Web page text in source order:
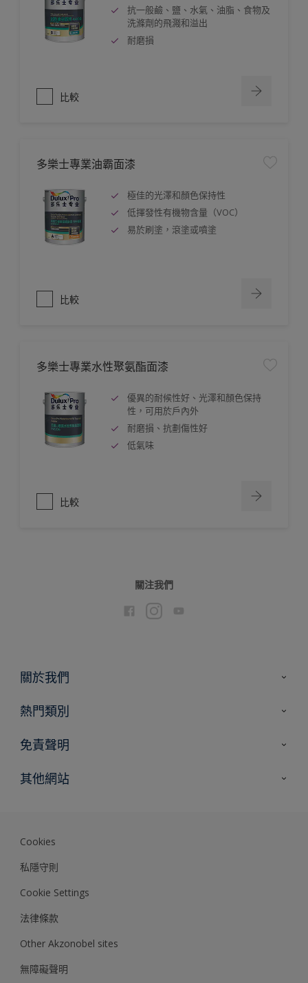
抗一般鹼、鹽、水氣、油脂、食物及
洗滌劑的飛濺和溢出
耐磨損
比較
多樂士專業油霸面漆
極佳的光澤和顏色保持性
低揮發性有機物含量（VOC）
易於刷塗，滾塗或噴塗
比較
多樂士專業水性聚氨酯面漆
優異的耐候性好、光澤和顏色保持
性，可用於戶內外
耐磨損、抗劃傷性好
低氣味
比較
關注我們
關於我們
聯絡我們
熱門類別
尋找顏色
專家見解
免責聲明
色彩準確度
其他網站
Cookies
私隱守則
Cookie Settings
法律條款
Other Akzonobel sites
無障礙聲明